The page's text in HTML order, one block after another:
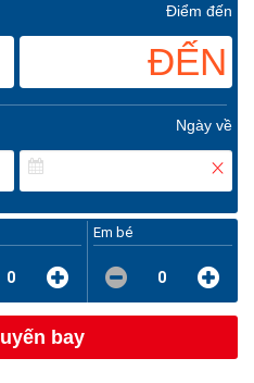
Điểm đến
ĐẾN
Ngày về
0
Em bé
0
bay